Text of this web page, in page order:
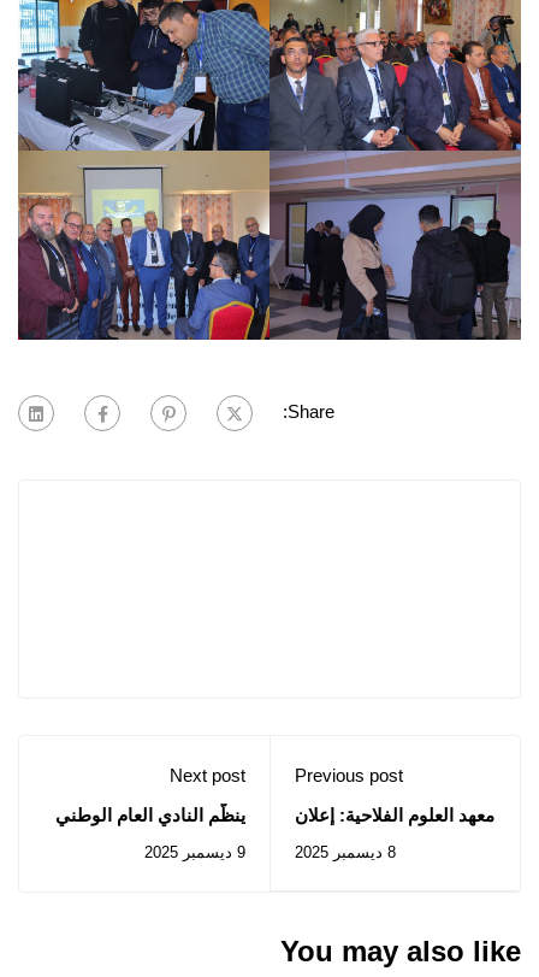
Share:
Previous post
معهد العلوم الفلاحية: إعلان
للصفقات المتعلقة
8 ديسمبر 2025
Next post
ينظّم النادي العام الوطني
9 ديسمبر 2025
You may also like